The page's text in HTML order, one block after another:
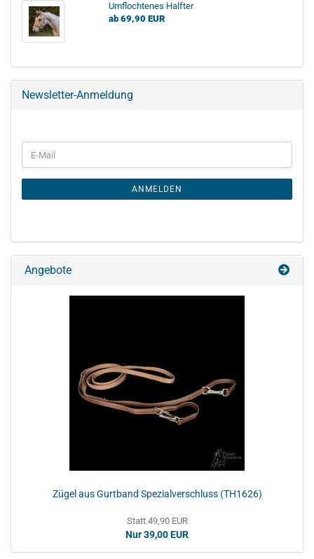
Umflochtenes Halfter
ab 69,90 EUR
Newsletter-Anmeldung
ANMELDEN
Angebote
Zügel aus Gurtband Spezialverschluss (TH1626)
Statt 49,90 EUR
Nur 39,00 EUR